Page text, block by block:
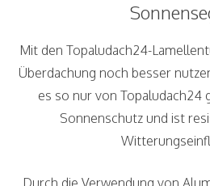
Mit den Topaludach24-
Überdachung noch besser
es so nur von Topaludach24
Sonnenschutz und ist